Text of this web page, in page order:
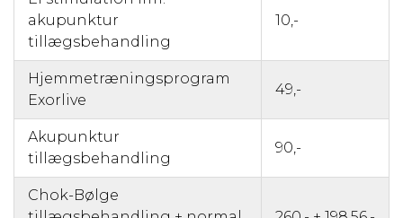
akupunktur
tillægsbehandling
10,-
Hjemmetræningsprogram
Exorlive
49,-
Akupunktur
tillægsbehandling
90,-
Chok-Bølge